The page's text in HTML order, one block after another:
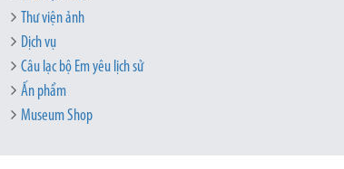
Thư viện ảnh
Dịch vụ
Câu lạc bộ Em yêu lịch sử
Ấn phẩm
Museum Shop